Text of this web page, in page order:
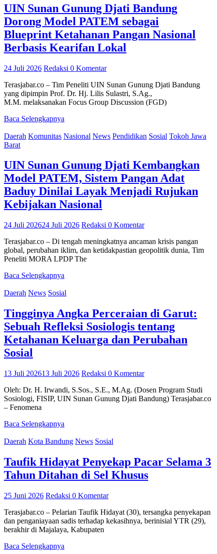
UIN Sunan Gunung Djati Bandung
Dorong Model PATEM sebagai
Blueprint Ketahanan Pangan Nasional
Berbasis Kearifan Lokal
24 Juli 2026 Redaksi 0 Komentar
Terasjabar.co – Tim Peneliti UIN Sunan Gunung Djati Bandung
yang dipimpin Prof. Dr. Hj. Lilis Sulastri, S.Ag.,
M.M. melaksanakan Focus Group Discussion (FGD)
Baca Selengkapnya
Daerah Komunitas Nasional News Pendidikan Sosial Tokoh Jawa
Barat
UIN Sunan Gunung Djati Kembangkan
Model PATEM, Sistem Pangan Adat
Baduy Dinilai Layak Menjadi Rujukan
Kebijakan Nasional
24 Juli 202624 Juli 2026 Redaksi 0 Komentar
Terasjabar.co – Di tengah meningkatnya ancaman krisis pangan
global, perubahan iklim, dan ketidakpastian geopolitik dunia, Tim
Peneliti MORA LPDP The
Baca Selengkapnya
Daerah News Sosial
Tingginya Angka Perceraian di Garut:
Sebuah Refleksi Sosiologis tentang
Ketahanan Keluarga dan Perubahan
Sosial
13 Juli 202613 Juli 2026 Redaksi 0 Komentar
Oleh: Dr. H. Irwandi, S.Sos., S.E., M.Ag. (Dosen Program Studi
Sosiologi, FISIP, UIN Sunan Gunung Djati Bandung) Terasjabar.co
– Fenomena
Baca Selengkapnya
Daerah Kota Bandung News Sosial
Taufik Hidayat Penyekap Pacar Selama 3
Tahun Ditahan di Sel Khusus
25 Juni 2026 Redaksi 0 Komentar
Terasjabar.co – Pelarian Taufik Hidayat (30), tersangka penyekapan
dan penganiayaan sadis terhadap kekasihnya, berinisial YTR (29),
berakhir di Majalaya, Kabupaten
Baca Selengkapnya